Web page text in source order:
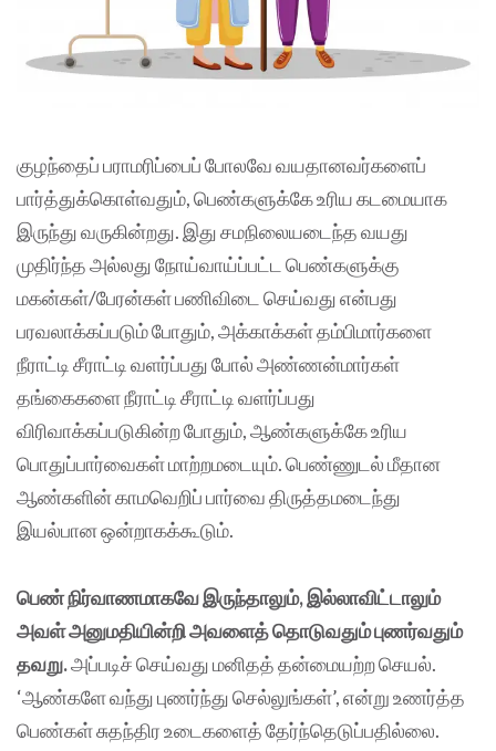
குழந்தைப் பராமரிப்பைப் போலவே வயதானவர்களைப்
பார்த்துக்கொள்வதும், பெண்களுக்கே உரிய கடமையாக
இருந்து வருகின்றது. இது சமநிலையடைந்த வயது
முதிர்ந்த அல்லது நோய்வாய்ப்பட்ட பெண்களுக்கு
மகன்கள்/பேரன்கள் பணிவிடை செய்வது என்பது
பரவலாக்கப்படும் போதும், அக்காக்கள் தம்பிமார்களை
நீராட்டி சீராட்டி வளர்ப்பது போல் அண்ணன்மார்கள்
தங்கைகளை நீராட்டி சீராட்டி வளர்ப்பது
விரிவாக்கப்படுகின்ற போதும், ஆண்களுக்கே உரிய
பொதுப்பார்வைகள் மாற்றமடையும். பெண்ணுடல் மீதான
ஆண்களின் காமவெறிப் பார்வை திருத்தமடைந்து
இயல்பான ஒன்றாகக்கூடும்.
பெண் நிர்வாணமாகவே இருந்தாலும், இல்லாவிட்டாலும்
அவள் அனுமதியின்றி அவளைத் தொடுவதும் புணர்வதும்
தவறு.அப்படிச் செய்வது மனிதத் தன்மையற்ற செயல்.
‘ஆண்களே வந்து புணர்ந்து செல்லுங்கள்’, என்று உணர்த்த
பெண்கள் சுதந்திர உடைகளைத் தேர்ந்தெடுப்பதில்லை.